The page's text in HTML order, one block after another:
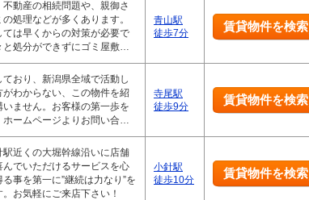
動産の相続問題や、親御さ
処理などが多くあります。
は早くからの対策が必要で
と処分ができずにゴミ屋敷…
青山駅
徒歩7分
賃貸物件を検索
おり、新潟県全域で活動し
わからない、この物件を紹
ません。お客様の第一歩を
ホームページよりお問い合…
寺尾駅
徒歩9分
賃貸物件を検索
近くの大堀幹線沿いに店舗
でいただけるサービスを心
事を第一に”継続は力なり”を
お気軽にご来店下さい！
小針駅
徒歩10分
賃貸物件を検索